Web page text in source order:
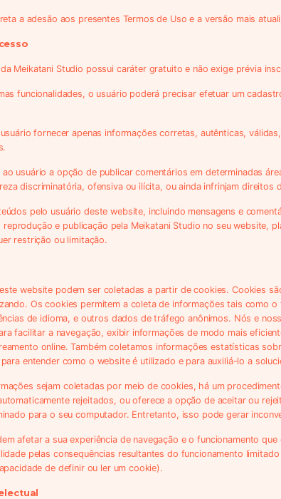
a adesão aos presentes Termos de Uso e a versão mais
Meikatani Studio possui caráter gratuito e não exige prévia
funcionalidades, o usuário poderá precisar efetuar um
fornecer apenas informações corretas, autênticas,
usuário a opção de publicar comentários em determinadas
discriminatória, ofensiva ou ilícita, ou ainda infrinjam
pelo usuário deste website, incluindo mensagens e
e publicação pela Meikatani Studio no seu website,
restrição ou limitação.
website podem ser coletadas a partir de cookies. Cookies
Os cookies permitem a coleta de informações tais como
de idioma, e outros dados de tráfego anônimos. Nós e
facilitar a navegação, exibir informações de modo mais
online. Também coletamos informações estatísticas
entender como o website é utilizado e para auxiliá-lo a
sejam coletadas por meio de cookies, há um
rejeitados, ou oferece a opção de aceitar ou
para o seu computador. Entretanto, isso pode gerar
afetar a sua experiência de navegação e o funcionamento
pelas consequências resultantes do funcionamento
de definir ou ler um cookie).